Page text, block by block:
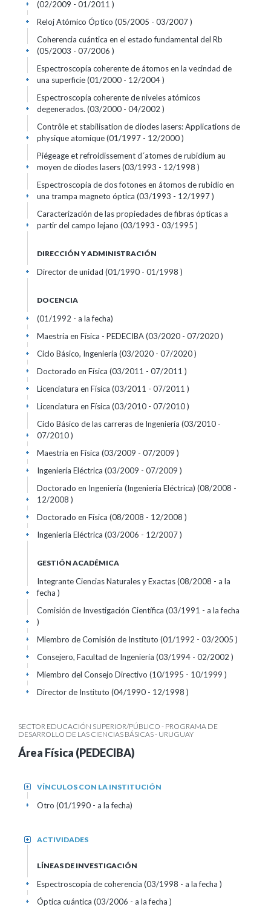
(02/2009 - 01/2011 )
+
Reloj Atómico Óptico (05/2005 - 03/2007 )
+
Coherencia cuántica en el estado fundamental del Rb
(05/2003 - 07/2006 )
+
Espectroscopía coherente de átomos en la vecindad de
una superficie (01/2000 - 12/2004 )
+
Espectroscopía coherente de niveles atómicos
degenerados. (03/2000 - 04/2002 )
+
Contrôle et stabilisation de diodes lasers: Applications de
physique atomique (01/1997 - 12/2000 )
+
Piégeage et refroidissement d´atomes de rubidium au
moyen de diodes lasers (03/1993 - 12/1998 )
+
Espectroscopia de dos fotones en átomos de rubidio en
una trampa magneto óptica (03/1993 - 12/1997 )
+
Caracterización de las propiedades de fibras ópticas a
partir del campo lejano (03/1993 - 03/1995 )
+
DIRECCIÓN Y ADMINISTRACIÓN
Director de unidad (01/1990 - 01/1998 )
+
DOCENCIA
(01/1992 - a la fecha)
+
Maestría en Física - PEDECIBA (03/2020 - 07/2020 )
+
Ciclo Básico, Ingeniería (03/2020 - 07/2020 )
+
Doctorado en Física (03/2011 - 07/2011 )
+
Licenciatura en Física (03/2011 - 07/2011 )
+
Licenciatura en Física (03/2010 - 07/2010 )
+
Ciclo Básico de las carreras de Ingeniería (03/2010 -
07/2010 )
+
Maestría en Física (03/2009 - 07/2009 )
+
Ingeniería Eléctrica (03/2009 - 07/2009 )
+
Doctorado en Ingeniería (Ingeniería Eléctrica) (08/2008 -
12/2008 )
+
Doctorado en Física (08/2008 - 12/2008 )
+
Ingeniería Eléctrica (03/2006 - 12/2007 )
+
GESTIÓN ACADÉMICA
Integrante Ciencias Naturales y Exactas (08/2008 - a la
fecha )
+
Comisión de Investigación Científica (03/1991 - a la fecha
)
+
Miembro de Comisión de Instituto (01/1992 - 03/2005 )
+
Consejero, Facultad de Ingeniería (03/1994 - 02/2002 )
+
Miembro del Consejo Directivo (10/1995 - 10/1999 )
+
Director de Instituto (04/1990 - 12/1998 )
+
SECTOR EDUCACIÓN SUPERIOR/PÚBLICO - PROGRAMA DE
DESARROLLO DE LAS CIENCIAS BÁSICAS - URUGUAY
Área Física (PEDECIBA)
VÍNCULOS CON LA INSTITUCIÓN
+
Otro (01/1990 - a la fecha)
+
ACTIVIDADES
+
LÍNEAS DE INVESTIGACIÓN
Espectroscopía de coherencia (03/1998 - a la fecha )
+
Óptica cuántica (03/2006 - a la fecha )
+